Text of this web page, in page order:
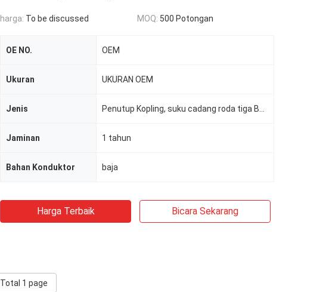
harga: To be discussed MOQ: 500 Potongan
OE NO. OEM
Ukuran UKURAN OEM
Jenis
Jaminan 1 tahun
Bahan Konduktor baja
Harga Terbaik Bicara Sekarang
Total 1 page